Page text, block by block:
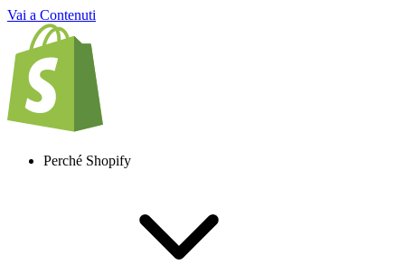
Vai a Contenuti
Perché Shopify